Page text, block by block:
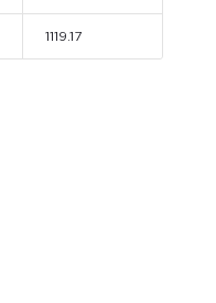
1119.17